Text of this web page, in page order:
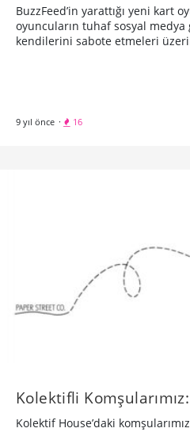
BuzzFeed’in yarattığı yeni kart
oyuncuların tuhaf sosyal
kendilerini sabote etmeleri
9 yıl önce · 16
Kolektifli
Kolektif House’daki